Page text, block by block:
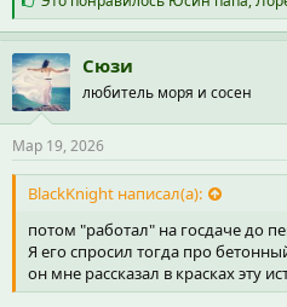
и
м
п
а
т
и
:
Сюзи
любитель моря и сосен
Мар 19, 2026
BlackKnight написал(а):
потом "работал" на госдаче до
Я его спросил тогда про
он мне рассказал в красках эту